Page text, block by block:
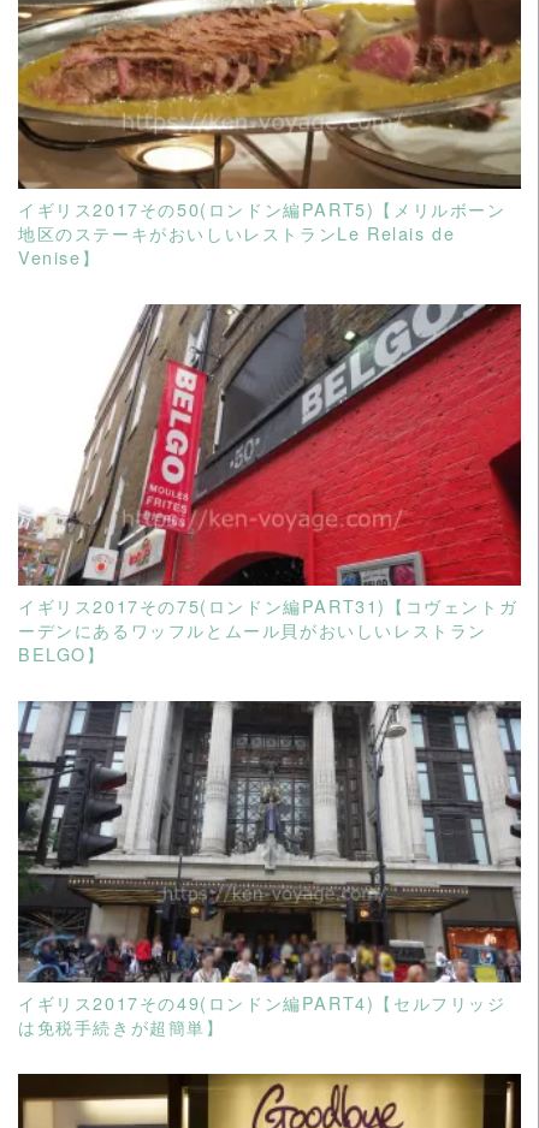
READ MORE
イギリス2017その50(ロンドン編PART5)【メリルボーン
地区のステーキがおいしいレストランLe Relais de
Venise】
READ MORE
イギリス2017その75(ロンドン編PART31)【コヴェントガ
ーデンにあるワッフルとムール貝がおいしいレストラン
BELGO】
READ MORE
イギリス2017その49(ロンドン編PART4)【セルフリッジ
は免税手続きが超簡単】